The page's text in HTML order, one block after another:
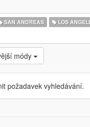
SAN ANDREAS LOS
módy
požadavek vyhledávání.